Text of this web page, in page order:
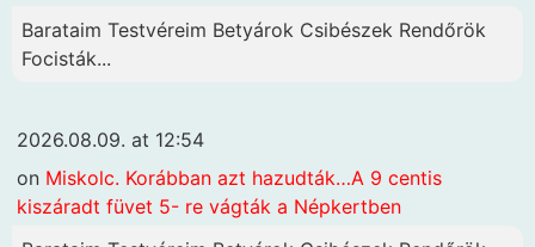
Barataim Testvéreim Betyárok Csibészek Rendőrök
Focisták...
2026.08.09. at 12:54
on Miskolc. Korábban azt hazudták…A 9 centis
kiszáradt füvet 5- re vágták a Népkertben